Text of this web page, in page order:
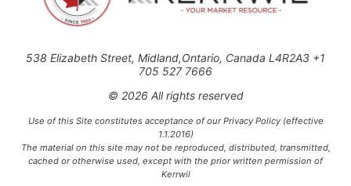
538 Elizabeth Street, Midland,Ontario, Canada L4R2A3 +1
705 527 7666
© 2026 All rights reserved
Use of this Site constitutes acceptance of our Privacy Policy (effective
1.1.2016)
The material on this site may not be reproduced, distributed, transmitted,
cached or otherwise used, except with the prior written permission of
Kerrwil